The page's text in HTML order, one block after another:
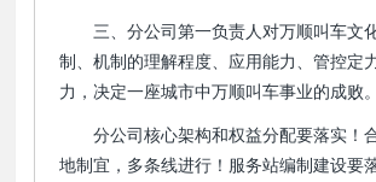
三、分公司第一负责人对万顺叫车文
制、机制的理解程度、应用能力、管控定
力，决定一座城市中万顺叫车事业的成败。
分公司核心架构和权益分配要落实！
地制宜，多条线进行！服务站编制建设要